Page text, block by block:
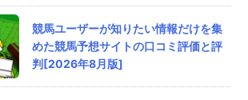
2026/8/6/ 18:48
口コミ
競馬ユーザーが知りたい情報だけを集
めた競馬予想サイトの口コミ評価と評
判[2026年8月版]